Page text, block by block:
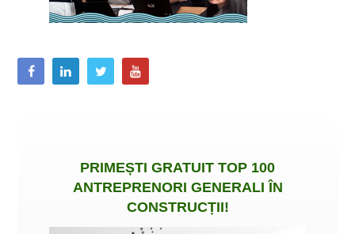
PRIMEȘTI GRATUIT TOP 100
ANTREPRENORI GENERALI ÎN
CONSTRUCȚII!